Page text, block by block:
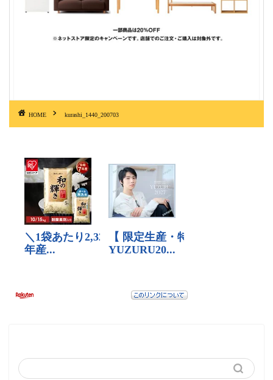
HOME kurashi_1440_200703